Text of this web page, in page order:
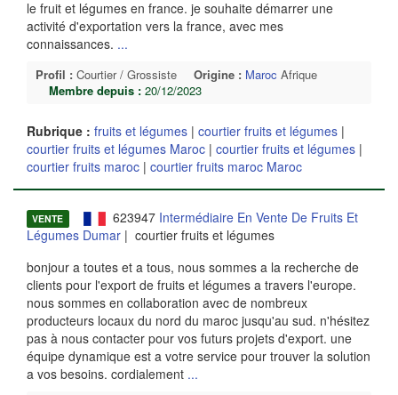
le fruit et légumes en france. je souhaite démarrer une
activité d'exportation vers la france, avec mes
connaissances. ...
Profil : Courtier / Grossiste Origine : Maroc Afrique
Membre depuis : 20/12/2023
Rubrique : fruits et légumes | courtier fruits et légumes |
courtier fruits et légumes Maroc | courtier fruits et légumes |
courtier fruits maroc | courtier fruits maroc Maroc
VENTE 623947 Intermédiaire En Vente De Fruits Et
Légumes Dumar | courtier fruits et légumes
bonjour a toutes et a tous, nous sommes a la recherche de
clients pour l'export de fruits et légumes a travers l'europe.
nous sommes en collaboration avec de nombreux
producteurs locaux du nord du maroc jusqu'au sud. n'hésitez
pas à nous contacter pour vos futurs projets d'export. une
équipe dynamique est a votre service pour trouver la solution
a vos besoins. cordialement ...